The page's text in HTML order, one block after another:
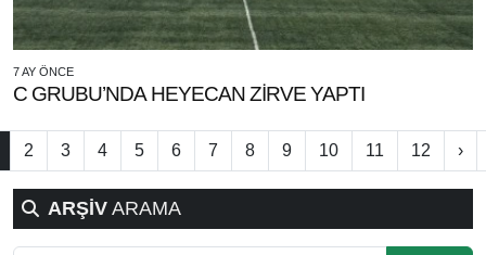
7 AY ÖNCE
C GRUBU’NDA HEYECAN ZİRVE YAPTI
2 3 4 5 6 7 8 9 10 11 12 ›
ARŞİV ARAMA